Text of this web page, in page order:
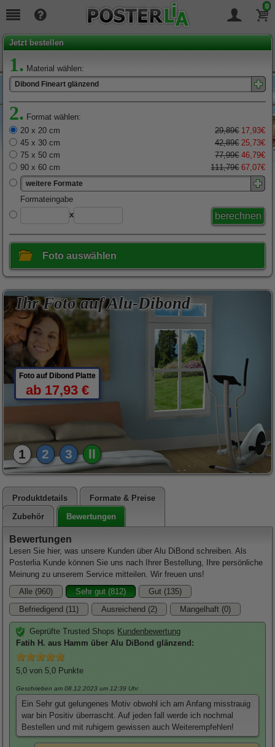
0
Seit19Jahren täglich für Sie da!
Jetzt bestellen
1. Material wählen:
Dibond Fineart glänzend
2. Format wählen:
20 x 20 cm
29,89€ 17,93€
45 x 30 cm
42,89€ 25,73€
75 x 50 cm
77,99€ 46,79€
90 x 60 cm
111,79€ 67,07€
weitere Formate
x
Foto auswählen
Ihr Foto auf Alu-Dibond
Foto auf Dibond Platte
ab 17,93 €
1 2 3 ll
Produktdetails Formate & Preise
Bewertungen
Lesen Sie hier, was unsere Kunden über Alu DiBond schreiben. Als
Posterlia Kunde können Sie uns nach Ihrer Bestellung, Ihre persönliche
Meinung zu unserem Service mitteilen. Wir freuen uns!
Alle (960)
Sehr gut (812)
Gut (135)
Befriedigend (11)
Ausreichend (2) Mangelhaft (0)
Geprüfte Trusted Shops Kundenbewertung
Fatih H. aus Hamm überAlu DiBond glänzend :
5,0 von 5,0 Punkte
Geschrieben am 08.12.2023 um 12:39 Uhr
Ein Sehr gut gelungenes Motiv obwohl ich am Anfang misstrauig
war bin Positiv überrascht. Auf jeden fall werde ich nochmal
Bestellen und mit ruhigem gewissen auch Weiterempfehlen!